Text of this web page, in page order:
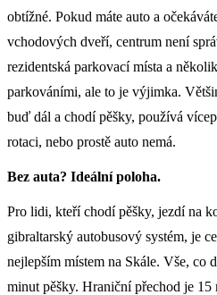
obtížné. Pokud máte auto a
vchodových dveří, centrum není
rezidentská parkovací místa a
parkováními, ale to je výjimka.
buď dál a chodí pěšky, používá
rotaci, nebo prostě auto nemá.
Bez auta? Ideální poloha.
Pro lidi, kteří chodí pěšky, jezdí na
gibraltarský autobusový systém, je
nejlepším místem na Skále. Vše, co
minut pěšky. Hraniční přechod je